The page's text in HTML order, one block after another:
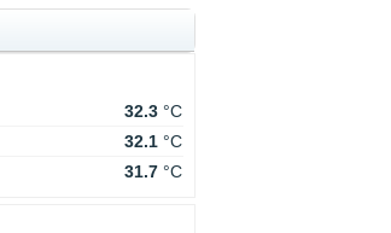
32.3 °C
32.1 °C
31.7 °C